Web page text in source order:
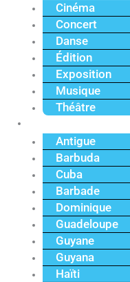
Cinéma
Concert
Danse
Édition
Exposition
Musique
Théâtre
Antigue
Barbuda
Cuba
Barbade
Dominique
Guadeloupe
Guyane
Guyana
Haïti